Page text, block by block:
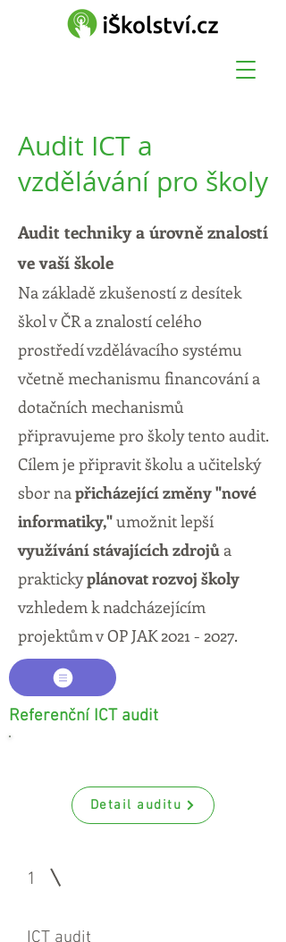
Audit ICT a
vzdělávání pro školy
Audit techniky a úrovně znalostí
ve vaší škole
Na základě zkušeností z desítek
škol v ČR a znalostí celého
prostředí vzdělávacího systému
včetně mechanismu financování a
dotačních mechanismů
připravujeme pro školy tento audit.
Cílem je připravit školu a učitelský
sbor napřicházející změny "nové
informatiky,"umožnit lepší
využívání stávajících zdrojů a
praktickyplánovat rozvoj školy
vzhledem k nadcházejícím
projektům v OP JAK2021 - 2027.
Referenční ICT audit
Detail auditu
1